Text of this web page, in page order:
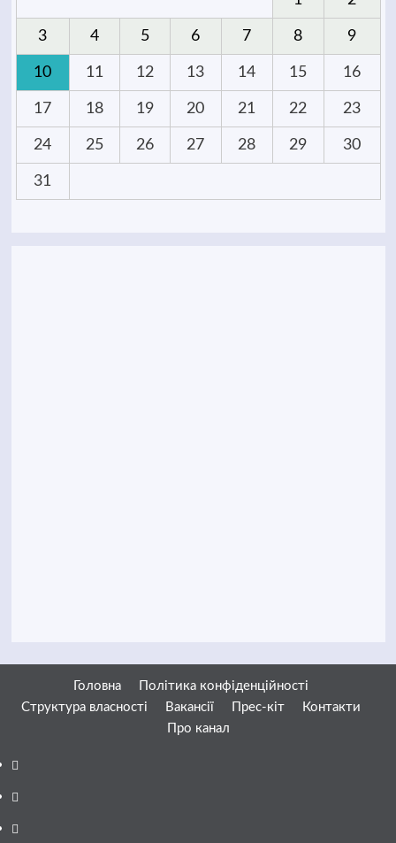
3 4 5 6 7 8 9
10 11 12 13 14 15 16
17 18 19 20 21 22 23
24 25 26 27 28 29 30
31
Головна
Політика конфіденційності
Структура власності
Вакансії Прес-кіт
Контакти
Про канал
Facebook
YouTube
Telegram